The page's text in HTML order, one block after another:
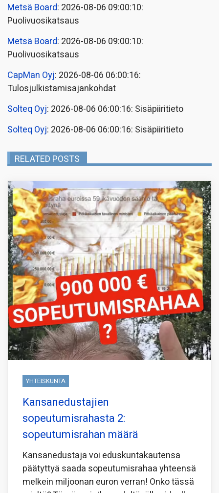
Metsä Board: 2026-08-06 09:00:10:
Puolivuosikatsaus
Metsä Board: 2026-08-06 09:00:10:
Puolivuosikatsaus
CapMan Oyj: 2026-08-06 06:00:16:
Tulosjulkistamisajankohdat
Solteq Oyj: 2026-08-06 06:00:16: Sisäpiiritieto
Solteq Oyj: 2026-08-06 06:00:16: Sisäpiiritieto
RELATED POSTS
YHTEISKUNTA
Kansanedustajien
sopeutumisrahasta 2:
sopeutumisrahan määrä
Kansanedustaja voi eduskuntakautensa
päätyttyä saada sopeutumisrahaa yhteensä
melkein miljoonan euron verran! Onko tässä